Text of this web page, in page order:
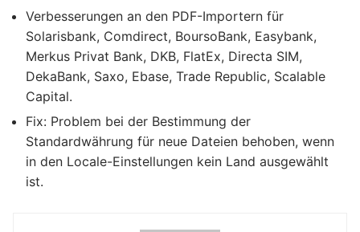
Verbesserungen an den PDF-Importern für
Solarisbank, Comdirect, BoursoBank, Easybank,
Merkus Privat Bank, DKB, FlatEx, Directa SIM,
DekaBank, Saxo, Ebase, Trade Republic, Scalable
Capital.
Fix: Problem bei der Bestimmung der
Standardwährung für neue Dateien behoben, wenn
in den Locale-Einstellungen kein Land ausgewählt
ist.